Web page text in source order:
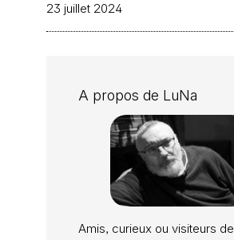
23 juillet 2024
A propos de LuNa
Amis, curieux ou visiteurs de